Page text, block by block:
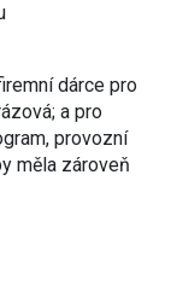
dárce pro
a pro
provozní
měla zároveň